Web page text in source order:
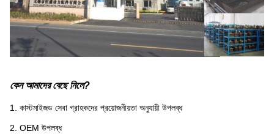
কেন আমাদের বেছে নিলে?
1. কাস্টমাইজড সেবা গ্রাহকদের প্রয়োজনীয়তা অনুযায়ী উপলব্ধ
2. OEM উপলব্ধ